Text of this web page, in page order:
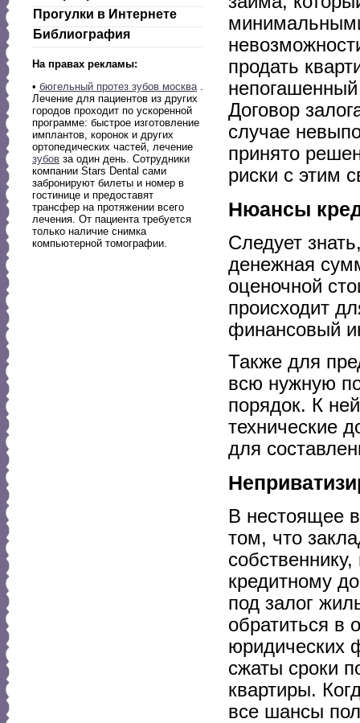
Прогулки в Интернете
Библиография
На правах рекламы:
• бюгельный протез зубов москва.
Лечение для пациентов из других
городов проходит по ускоренной
программе: быстрое изготовление
имплантов, коронок и других
ортопедических частей, лечение
зубов за один день. Сотрудники
компании Stars Dental сами
забронируют билеты и номер в
гостинице и предоставят
трансфер на протяжении всего
лечения. От пациента требуется
только наличие снимка
компьютерной томографии.
продать
Договор
случае
принято
риски с этим
Нюансы
Следует
денежная
оценочной
происходит
финансовый
Также для
всю нужную
порядок. К
технические
для
В нестоящее
том, что
кредитному
под залог
обратиться в
юридических
сжаты сроки
квартиры.
все шансы